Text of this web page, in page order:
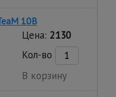
10B
Цена: 2130
Кол-во
В корзину